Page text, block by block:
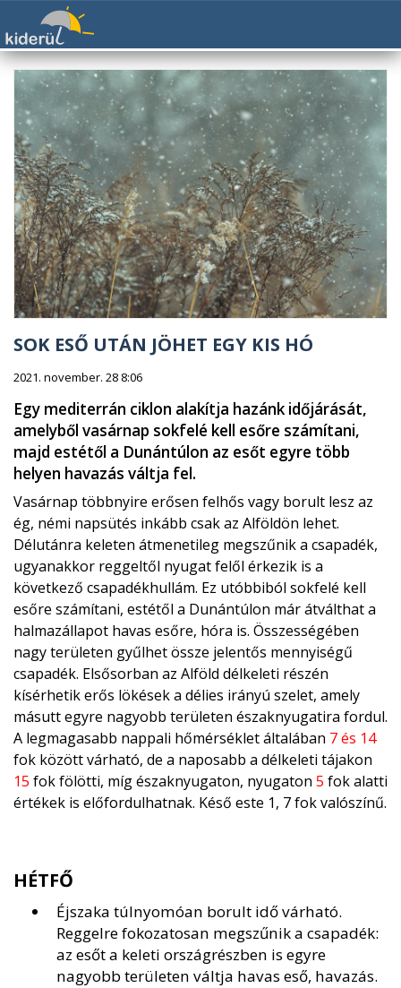
SOK ESŐ UTÁN JÖHET EGY KIS HÓ
2021. november. 28 8:06
Egy mediterrán ciklon alakítja hazánk időjárását,
amelyből vasárnap sokfelé kell esőre számítani,
majd estétől a Dunántúlon az esőt egyre több
helyen havazás váltja fel.
Vasárnap többnyire erősen felhős vagy borult lesz az
ég, némi napsütés inkább csak az Alföldön lehet.
Délutánra keleten átmenetileg megszűnik a csapadék,
ugyanakkor reggeltől nyugat felől érkezik is a
következő csapadékhullám. Ez utóbbiból sokfelé kell
esőre számítani, estétől a Dunántúlon már átválthat a
halmazállapot havas esőre, hóra is. Összességében
nagy területen gyűlhet össze jelentős mennyiségű
csapadék. Elsősorban az Alföld délkeleti részén
kísérhetik erős lökések a délies irányú szelet, amely
másutt egyre nagyobb területen északnyugatira fordul.
A legmagasabb nappali hőmérséklet általában 7 és 14
fok között várható, de a naposabb a délkeleti tájakon
15 fok fölötti, míg északnyugaton, nyugaton 5 fok alatti
értékek is előfordulhatnak. Késő este 1, 7 fok valószínű.
HÉTFŐ
Éjszaka túlnyomóan borult idő várható.
Reggelre fokozatosan megszűnik a csapadék:
az esőt a keleti országrészben is egyre
nagyobb területen váltja havas eső, havazás.